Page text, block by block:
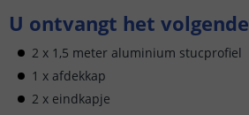
U ontvangt het volgende
2 x 1,5 meter aluminium stucprofiel
1 x afdekkap
2 x eindkapje